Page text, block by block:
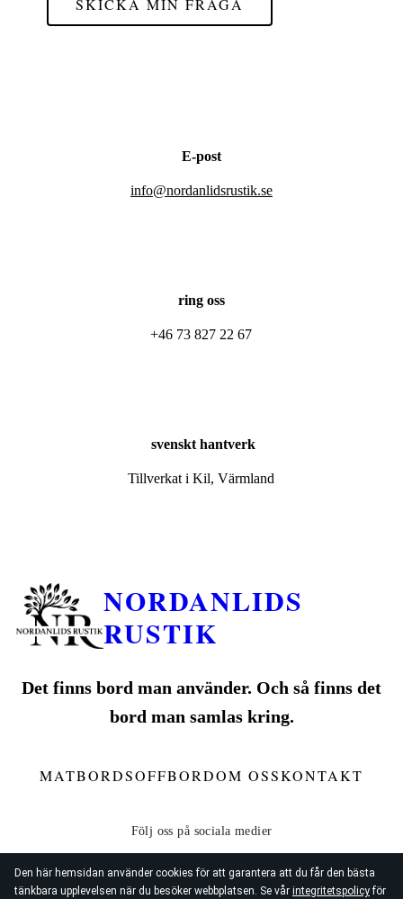
Den här hemsidan använder cookies för att garantera att du får den bästa
tänkbara upplevelsen när du besöker webbplatsen. Se vår integritetspolicyför
SKICKA MIN FRÅGA
E-post
info@nordanlidsrustik.se
ring oss
+46 73 827 22 67
svenskt hantverk
Tillverkat i Kil, Värmland
NORDANLIDS
RUSTIK
Det finns bord man använder. Och så finns det
bord man samlas kring.
MATBORDSOFFBORDOM OSSKONTAKT